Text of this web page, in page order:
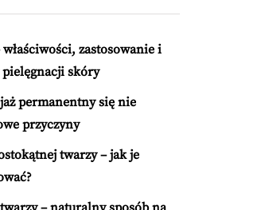
zastosowanie i
skóry
permanentny się nie
przyczyny
twarzy – jak je